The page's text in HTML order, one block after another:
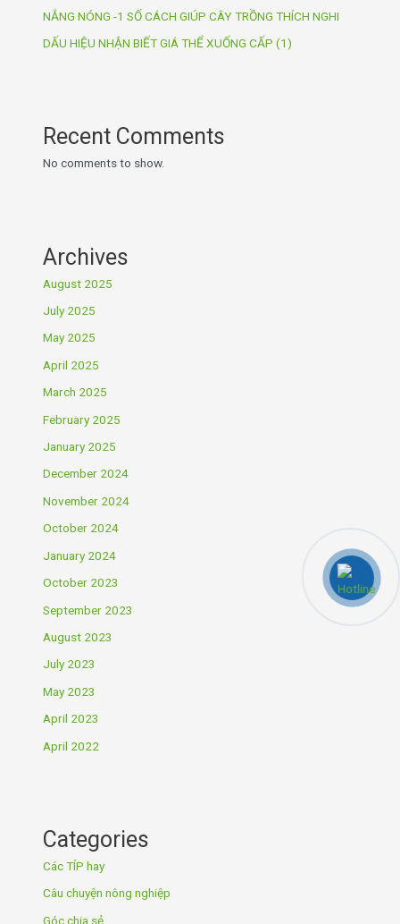
NẮNG NÓNG -1 SỐ CÁCH GIÚP CÂY TRỒNG THÍCH NGHI
DẤU HIỆU NHẬN BIẾT GIÁ THỂ XUỐNG CẤP (1)
Recent Comments
No comments to show.
Archives
August 2025
July 2025
May 2025
April 2025
March 2025
February 2025
January 2025
December 2024
November 2024
October 2024
January 2024
October 2023
September 2023
August 2023
July 2023
May 2023
April 2023
April 2022
Categories
Các TÍP hay
Câu chuyện nông nghiệp
Góc chia sẻ